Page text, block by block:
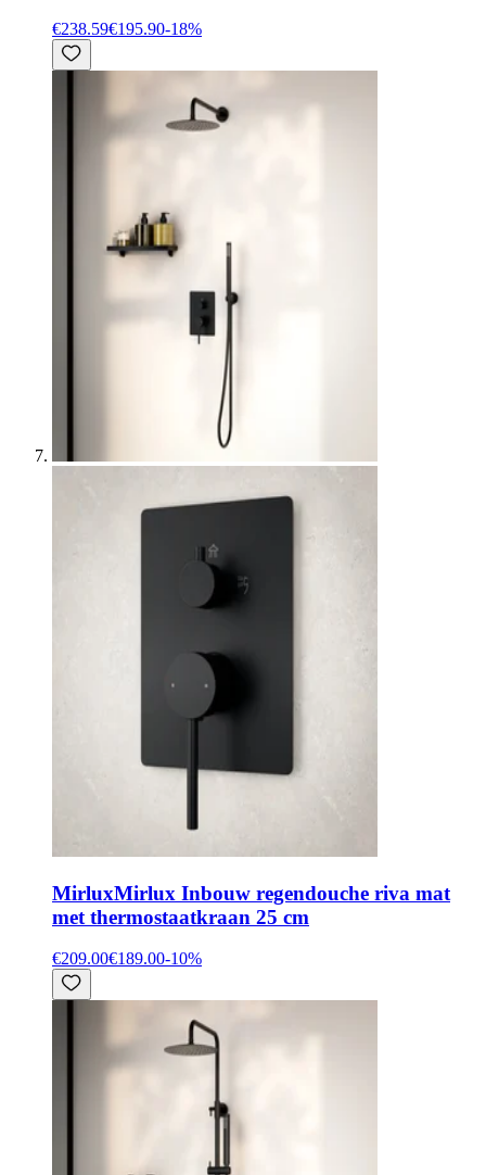
€238.59€195.90-18%
MirluxMirlux Inbouw regendouche riva mat
met thermostaatkraan 25 cm
€209.00€189.00-10%